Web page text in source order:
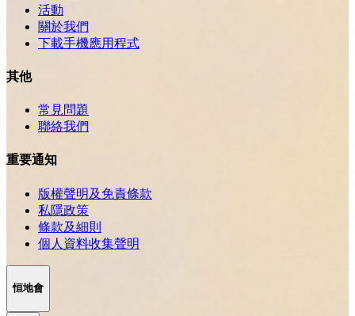
活動
關於我們
下載手機應用程式
其他
常見問題
聯絡我們
重要通知
版權聲明及免責條款
私隱政策
條款及細則
個人資料收集聲明
恒地會